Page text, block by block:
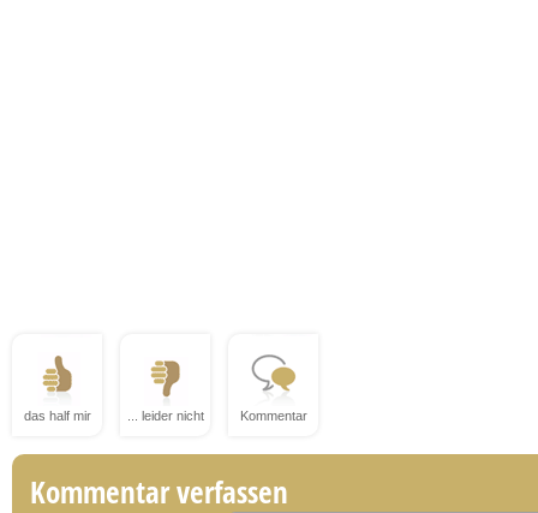
das half mir ... leider nicht Kommentar
Kommentar verfassen